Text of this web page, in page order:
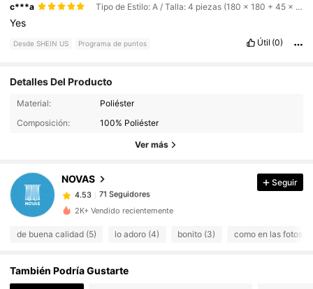
c***a Tipo de Estilo: A / Talla: 4 piezas (180 x 180 + 45 x 74 cm + 35 x 45 cm + 38 x 45 cm)
Yes
Desde SHEIN US Programa de puntos Útil (0)
Detalles Del Producto
Material:
Poliéster
Composición:
100% Poliéster
Ver más
NOVAS
71 Seguidores
71 Seguidores
e***m pagóHace 1 día
4.53 71 Seguidores
4.53 71 Seguidores
Seguir
2K+ Vendido recientemente
de buena calidad (5) lo adoro (4) bonito (3) como en las fotos
También Podría Gustarte